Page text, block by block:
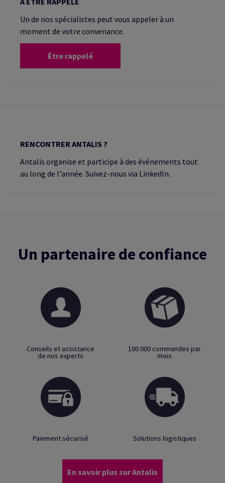
Un de nos spécialistes peut vous appeler à un
moment de votre convenance.
Être rappelé
RENCONTRER ANTALIS ?
Antalis organise et participe à des événements tout
au long de l'année. Suivez-nous via LinkedIn.
Un partenaire de confiance
Conseils et assistance
de nos experts
100 000 commandes par
mois
Paiement sécurisé Solutions logistiques
En savoir plus sur Antalis